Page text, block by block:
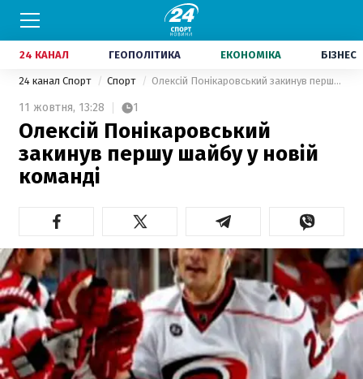
24 КАНАЛ ГЕОПОЛІТИКА ЕКОНОМІКА БІЗНЕС
24 канал Спорт Спорт Олексій Понікаровський закинув першу шайбу у новій команді
11 жовтня, 13:28 1
Олексій Понікаровський
закинув першу шайбу у новій
команді